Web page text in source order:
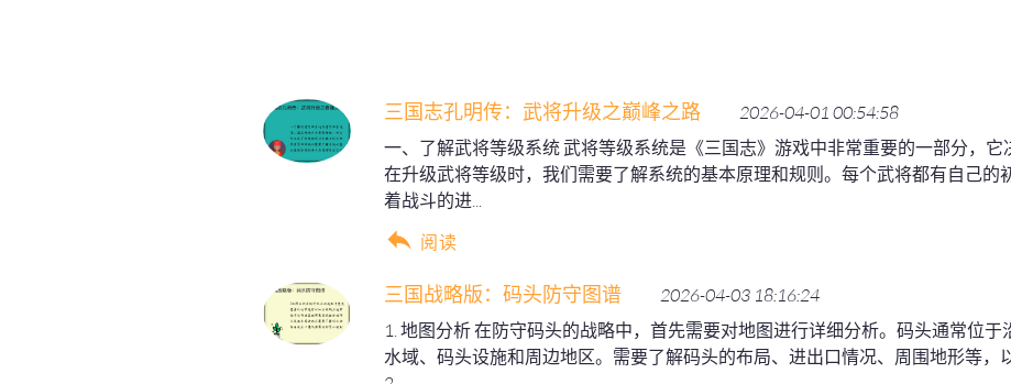
三国志孔明传：武将升级之巅峰之路
2026-04-01 00:54:58
一、了解武将等级系统 武将等级系统是《三国志》游戏中非常重要的一部分，它
在升级武将等级时，我们需要了解系统的基本原理和规则。每个武将都有自己的
着战斗的进...
阅读
三国战略版：码头防守图谱
2026-04-03 18:16:24
1. 地图分析 在防守码头的战略中，首先需要对地图进行详细分析。码头通常位
水域、码头设施和周边地区。需要了解码头的布局、进出口情况、周围地形等，